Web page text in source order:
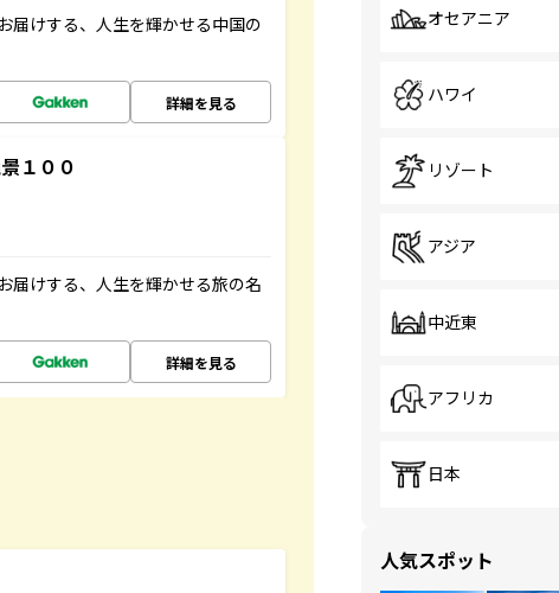
届けする、人生を輝かせる中国の
詳細を見る
１００
届けする、人生を輝かせる旅の名
詳細を見る
オセアニア
ハワイ
リゾート
アジア
中近東
アフリカ
日本
人気スポット